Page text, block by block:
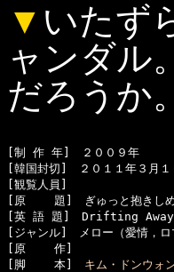
▼ いたず
ャンダル
だろうか。
[制 作 年]　２００９年
[韓国封切]　２０１１年３月１
[観覧人員]
[原    題]　ぎゅっと抱きし
[英 語 題]　Drifting Away
[ジャンル]　メロー（愛情，ロ
[原    作]
[脚    本] キム・ドンウォ